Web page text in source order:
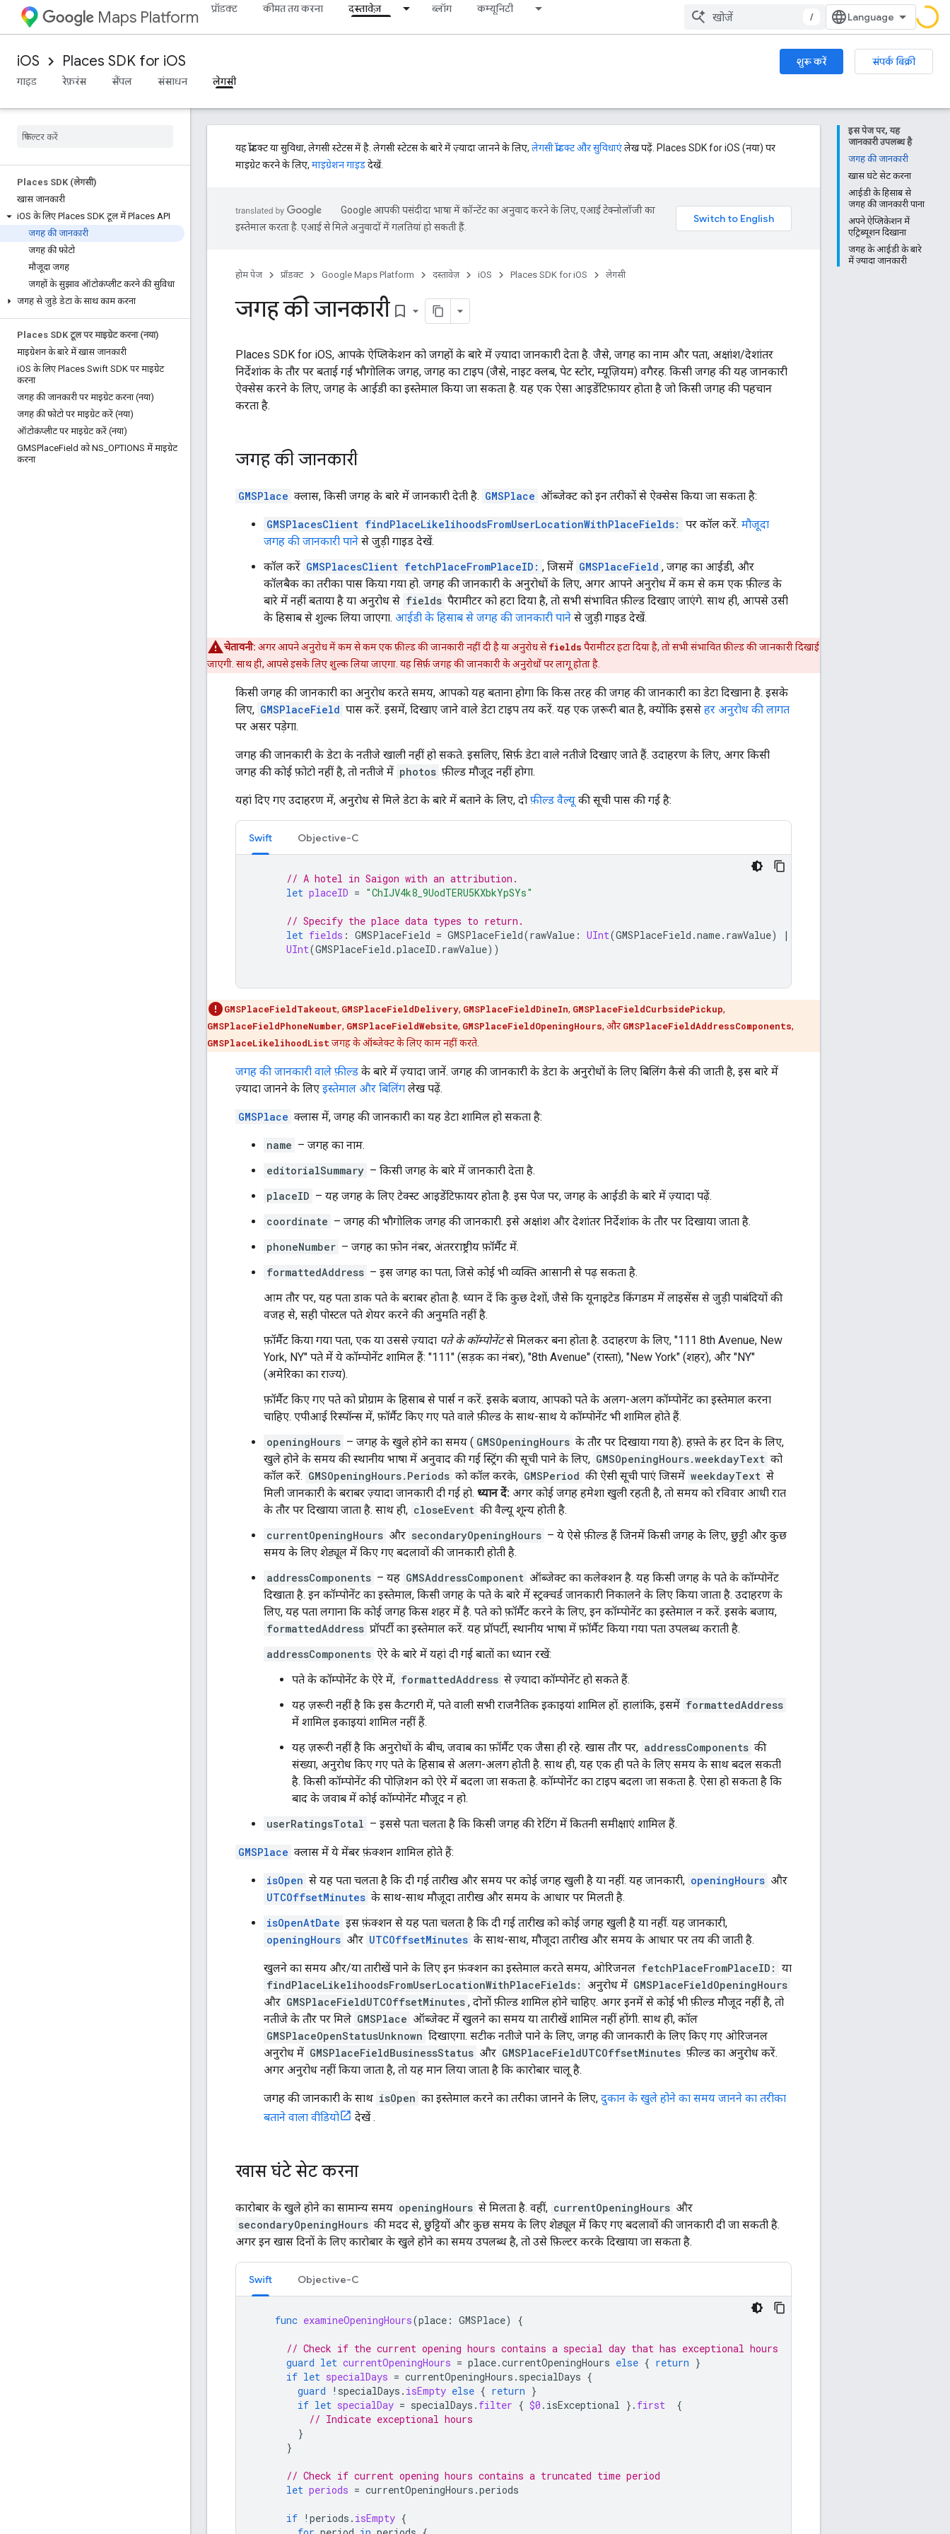
Maps Platform प्रॉडक्ट कीमत तय करना दस्तावेज़ ब्लॉग कम्यूनिटी
/
iOS Places SDK for iOS शुरू करें
संपर्क बिक्री
गाइड
रेफ़रंस सैंपल संसाधन लेगसी
Places SDK (लेगसी)
खास जानकारी
iOS के लिए Places SDK टूल में Places API
जगह की जानकारी
जगह की फ़ोटो
मौजूदा जगह
जगहों के सुझाव ऑटोकंप्लीट करने की सुविधा
जगह से जुड़े डेटा के साथ काम करना
Places SDK टूल पर माइग्रेट करना (नया)
माइग्रेशन के बारे में खास जानकारी
iOS के लिए Places Swift SDK पर माइग्रेट
करना
जगह की जानकारी पर माइग्रेट करना (नया)
जगह की फ़ोटो पर माइग्रेट करें (नया)
ऑटोकंप्लीट पर माइग्रेट करें (नया)
GMSPlaceField को NS OPTIONS में माइग्रेट
करना
इस पेज पर, यह
जानकारी उपलब्ध है
जगह की जानकारी
खास घंटे सेट करना
आईडी के हिसाब से
जगह की जानकारी पाना
अपने ऐप्लिकेशन में
एट्रिब्यूशन दिखाना
जगह के आईडी के बारे
में ज़्यादा जानकारी
यह प्रॉडक्ट या सुविधा, लेगसी स्टेटस में है. लेगसी स्टेटस के बारे में ज़्यादा जानने के लिए, लेगसी प्रॉडक्ट और सुविधाएंलेख पढ़ें. Places SDK for iOS (नया) पर
माइग्रेट करने के लिए, माइग्रेशन गाइडदेखें.
Google आपकी पसंदीदा भाषा में कॉन्टेंट का अनुवाद करने के लिए, एआई टेक्नोलॉजी का
इस्तेमाल करता है. एआई से मिले अनुवादों में गलतियां हो सकती हैं.
होम पेज प्रॉडक्ट Google Maps Platform दस्तावेज़ iOS Places SDK for iOS लेगसी
जगह की जानकारी bookmark_border
Places SDK for iOS, आपके ऐप्लिकेशन को जगहों के बारे में ज़्यादा जानकारी देता है. जैसे, जगह का नाम और पता, अक्षांश/देशांतर
निर्देशांक के तौर पर बताई गई भौगोलिक जगह, जगह का टाइप (जैसे, नाइट क्लब, पेट स्टोर, म्यूज़ियम) वगैरह. किसी जगह की यह जानकारी
ऐक्सेस करने के लिए, जगह के आईडी का इस्तेमाल किया जा सकता है. यह एक ऐसा आइडेंटिफ़ायर होता है जो किसी जगह की पहचान
करता है.
जगह की जानकारी
GMSPlace क्लास, किसी जगह के बारे में जानकारी देती है. GMSPlace ऑब्जेक्ट को इन तरीकों से ऐक्सेस किया जा सकता है:
GMSPlacesClient findPlaceLikelihoodsFromUserLocationWithPlaceFields: पर कॉल करें. मौजूदा
जगह की जानकारी पाने से जुड़ी गाइड देखें.
कॉल करें GMSPlacesClient fetchPlaceFromPlaceID: , जिसमें GMSPlaceField , जगह का आईडी, और
कॉलबैक का तरीका पास किया गया हो. जगह की जानकारी के अनुरोधों के लिए, अगर आपने अनुरोध में कम से कम एक फ़ील्ड के
बारे में नहीं बताया है या अनुरोध से fields पैरामीटर को हटा दिया है, तो सभी संभावित फ़ील्ड दिखाए जाएंगे. साथ ही, आपसे उसी
के हिसाब से शुल्क लिया जाएगा. आईडी के हिसाब से जगह की जानकारी पाने से जुड़ी गाइड देखें.
चेतावनी: अगर आपने अनुरोध में कम से कम एक फ़ील्ड की जानकारी नहीं दी है या अनुरोध सेfields पैरामीटर हटा दिया है, तो सभी संभावित फ़ील्ड की जानकारी दिखाई
जाएगी. साथ ही, आपसे इसके लिए शुल्क लिया जाएगा. यह सिर्फ़ जगह की जानकारी के अनुरोधों पर लागू होता है.
किसी जगह की जानकारी का अनुरोध करते समय, आपको यह बताना होगा कि किस तरह की जगह की जानकारी का डेटा दिखाना है. इसके
लिए, GMSPlaceField पास करें. इसमें, दिखाए जाने वाले डेटा टाइप तय करें. यह एक ज़रूरी बात है, क्योंकि इससे हर अनुरोध की लागत
पर असर पड़ेगा.
जगह की जानकारी के डेटा के नतीजे खाली नहीं हो सकते. इसलिए, सिर्फ़ डेटा वाले नतीजे दिखाए जाते हैं. उदाहरण के लिए, अगर किसी
जगह की कोई फ़ोटो नहीं है, तो नतीजे में photos फ़ील्ड मौजूद नहीं होगा.
यहां दिए गए उदाहरण में, अनुरोध से मिले डेटा के बारे में बताने के लिए, दो फ़ील्ड वैल्यू की सूची पास की गई है:
Swift Objective-C
// A hotel in Saigon with an attribution.
let placeID = "ChIJV4k8_9UodTERU5KXbkYpSYs"
// Specify the place data types to return.
let fields : GMSPlaceField = GMSPlaceField(rawValue : UInt(GMSPlaceField .name. rawValue)
|
UInt(GMSPlaceField .placeID . rawValue))
GMSPlaceFieldTakeout, GMSPlaceFieldDelivery, GMSPlaceFieldDineIn, GMSPlaceFieldCurbsidePickup,
GMSPlaceFieldPhoneNumber, GMSPlaceFieldWebsite, GMSPlaceFieldOpeningHours, और GMSPlaceFieldAddressComponents,
GMSPlaceLikelihoodList जगह के ऑब्जेक्ट के लिए काम नहीं करते.
जगह की जानकारी वाले फ़ील्ड के बारे में ज़्यादा जानें. जगह की जानकारी के डेटा के अनुरोधों के लिए बिलिंग कैसे की जाती है, इस बारे में
ज़्यादा जानने के लिए इस्तेमाल और बिलिंग लेख पढ़ें.
GMSPlace क्लास में, जगह की जानकारी का यह डेटा शामिल हो सकता है:
name – जगह का नाम.
editorialSummary – किसी जगह के बारे में जानकारी देता है.
placeID – यह जगह के लिए टेक्स्ट आइडेंटिफ़ायर होता है. इस पेज पर, जगह के आईडी के बारे में ज़्यादा पढ़ें.
coordinate – जगह की भौगोलिक जगह की जानकारी. इसे अक्षांश और देशांतर निर्देशांक के तौर पर दिखाया जाता है.
phoneNumber – जगह का फ़ोन नंबर, अंतरराष्ट्रीय फ़ॉर्मैट में.
formattedAddress – इस जगह का पता, जिसे कोई भी व्यक्ति आसानी से पढ़ सकता है.
आम तौर पर, यह पता डाक पते के बराबर होता है. ध्यान दें कि कुछ देशों, जैसे कि यूनाइटेड किंगडम में लाइसेंस से जुड़ी पाबंदियों की
वजह से, सही पोस्टल पते शेयर करने की अनुमति नहीं है.
फ़ॉर्मैट किया गया पता, एक या उससे ज़्यादा पते के कॉम्पोनेंटसे मिलकर बना होता है. उदाहरण के लिए, "111 8th Avenue, New
York, NY" पते में ये कॉम्पोनेंट शामिल हैं: "111" (सड़क का नंबर), "8th Avenue" (रास्ता), "New York" (शहर), और "NY"
(अमेरिका का राज्य).
फ़ॉर्मैट किए गए पते को प्रोग्राम के हिसाब से पार्स न करें. इसके बजाय, आपको पते के अलग-अलग कॉम्पोनेंट का इस्तेमाल करना
चाहिए. एपीआई रिस्पॉन्स में, फ़ॉर्मैट किए गए पते वाले फ़ील्ड के साथ-साथ ये कॉम्पोनेंट भी शामिल होते हैं.
openingHours – जगह के खुले होने का समय ( GMSOpeningHours के तौर पर दिखाया गया है). हफ़्ते के हर दिन के लिए,
खुले होने के समय की स्थानीय भाषा में अनुवाद की गई स्ट्रिंग की सूची पाने के लिए, GMSOpeningHours.weekdayText को
कॉल करें. GMSOpeningHours.Periods को कॉल करके, GMSPeriod की ऐसी सूची पाएं जिसमें weekdayText से
मिली जानकारी के बराबर ज़्यादा जानकारी दी गई हो. ध्यान दें: अगर कोई जगह हमेशा खुली रहती है, तो समय को रविवार आधी रात
के तौर पर दिखाया जाता है. साथ ही, closeEvent की वैल्यू शून्य होती है.
currentOpeningHours और secondaryOpeningHours – ये ऐसे फ़ील्ड हैं जिनमें किसी जगह के लिए, छुट्टी और कुछ
समय के लिए शेड्यूल में किए गए बदलावों की जानकारी होती है.
addressComponents – यह GMSAddressComponent ऑब्जेक्ट का कलेक्शन है. यह किसी जगह के पते के कॉम्पोनेंट
दिखाता है. इन कॉम्पोनेंट का इस्तेमाल, किसी जगह के पते के बारे में स्ट्रक्चर्ड जानकारी निकालने के लिए किया जाता है. उदाहरण के
लिए, यह पता लगाना कि कोई जगह किस शहर में है. पते को फ़ॉर्मैट करने के लिए, इन कॉम्पोनेंट का इस्तेमाल न करें. इसके बजाय,
formattedAddress प्रॉपर्टी का इस्तेमाल करें. यह प्रॉपर्टी, स्थानीय भाषा में फ़ॉर्मैट किया गया पता उपलब्ध कराती है.
addressComponents ऐरे के बारे में यहां दी गई बातों का ध्यान रखें:
पते के कॉम्पोनेंट के ऐरे में, formattedAddress से ज़्यादा कॉम्पोनेंट हो सकते हैं.
यह ज़रूरी नहीं है कि इस कैटगरी में, पते वाली सभी राजनैतिक इकाइयां शामिल हों. हालांकि, इसमें formattedAddress
में शामिल इकाइयां शामिल नहीं हैं.
यह ज़रूरी नहीं है कि अनुरोधों के बीच, जवाब का फ़ॉर्मैट एक जैसा ही रहे. खास तौर पर, addressComponents की
संख्या, अनुरोध किए गए पते के हिसाब से अलग-अलग होती है. साथ ही, यह एक ही पते के लिए समय के साथ बदल सकती
है. किसी कॉम्पोनेंट की पोज़िशन को ऐरे में बदला जा सकता है. कॉम्पोनेंट का टाइप बदला जा सकता है. ऐसा हो सकता है कि
बाद के जवाब में कोई कॉम्पोनेंट मौजूद न हो.
userRatingsTotal – इससे पता चलता है कि किसी जगह की रेटिंग में कितनी समीक्षाएं शामिल हैं.
GMSPlace क्लास में ये मेंबर फ़ंक्शन शामिल होते हैं:
isOpen से यह पता चलता है कि दी गई तारीख और समय पर कोई जगह खुली है या नहीं. यह जानकारी, openingHours और
UTCOffsetMinutes के साथ-साथ मौजूदा तारीख और समय के आधार पर मिलती है.
isOpenAtDate इस फ़ंक्शन से यह पता चलता है कि दी गई तारीख को कोई जगह खुली है या नहीं. यह जानकारी,
openingHours और UTCOffsetMinutes के साथ-साथ, मौजूदा तारीख और समय के आधार पर तय की जाती है.
खुलने का समय और/या तारीखें पाने के लिए इन फ़ंक्शन का इस्तेमाल करते समय, ओरिजनल fetchPlaceFromPlaceID: या
findPlaceLikelihoodsFromUserLocationWithPlaceFields:
अनुरोध में GMSPlaceFieldOpeningHours
और GMSPlaceFieldUTCOffsetMinutes , दोनों फ़ील्ड शामिल होने चाहिए. अगर इनमें से कोई भी फ़ील्ड मौजूद नहीं है, तो
नतीजे के तौर पर मिले GMSPlace ऑब्जेक्ट में खुलने का समय या तारीखें शामिल नहीं होंगी. साथ ही, कॉल
GMSPlaceOpenStatusUnknown दिखाएगा. सटीक नतीजे पाने के लिए, जगह की जानकारी के लिए किए गए ओरिजनल
अनुरोध में GMSPlaceFieldBusinessStatus और GMSPlaceFieldUTCOffsetMinutes फ़ील्ड का अनुरोध करें.
अगर अनुरोध नहीं किया जाता है, तो यह मान लिया जाता है कि कारोबार चालू है.
जगह की जानकारी के साथ isOpen का इस्तेमाल करने का तरीका जानने के लिए, दुकान के खुले होने का समय जानने का तरीका
बताने वाला वीडियो
देखें .
खास घंटे सेट करना
कारोबार के खुले होने का सामान्य समय openingHours से मिलता है. वहीं, currentOpeningHours और
secondaryOpeningHours की मदद से, छुट्टियों और कुछ समय के लिए शेड्यूल में किए गए बदलावों की जानकारी दी जा सकती है.
अगर इन खास दिनों के लिए कारोबार के खुले होने का समय उपलब्ध है, तो उसे फ़िल्टर करके दिखाया जा सकता है.
Swift Objective-C
func examineOpeningHours(place : GMSPlace) {
// Check if the current opening hours contains a special day that has exceptional hours
guard let currentOpeningHours = place.currentOpeningHours else { return }
if let specialDays = currentOpeningHours . specialDays {
guard
! specialDays . isEmpty else { return }
if let specialDay = specialDays . filter { $0 . isExceptional }. first
{
// Indicate exceptional hours
}
}
// Check if current opening hours contains a truncated time period
let periods = currentOpeningHours .periods
if ! periods . isEmpty {